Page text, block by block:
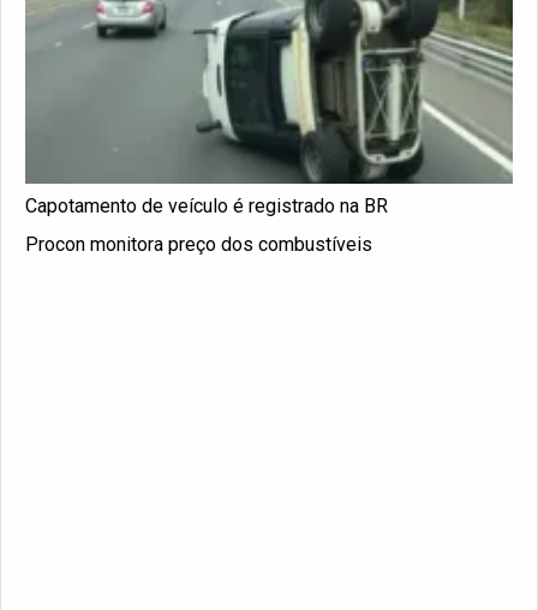
Capotamento de veículo é registrado na BR
Procon monitora preço dos combustíveis